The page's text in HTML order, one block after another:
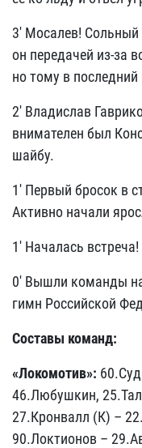
3' Мосалев! Сольный
он передачей из-за
но тому в
2' Владислав
внимателен был
шайбу.
1' Первый бросок в
Активно начали
1' Началась
0' Вышли команды
гимн Российской
Составы команд:
«Локомотив»:
46.Любушкин,
27.Кронвалл (К) –
90.Локтионов –